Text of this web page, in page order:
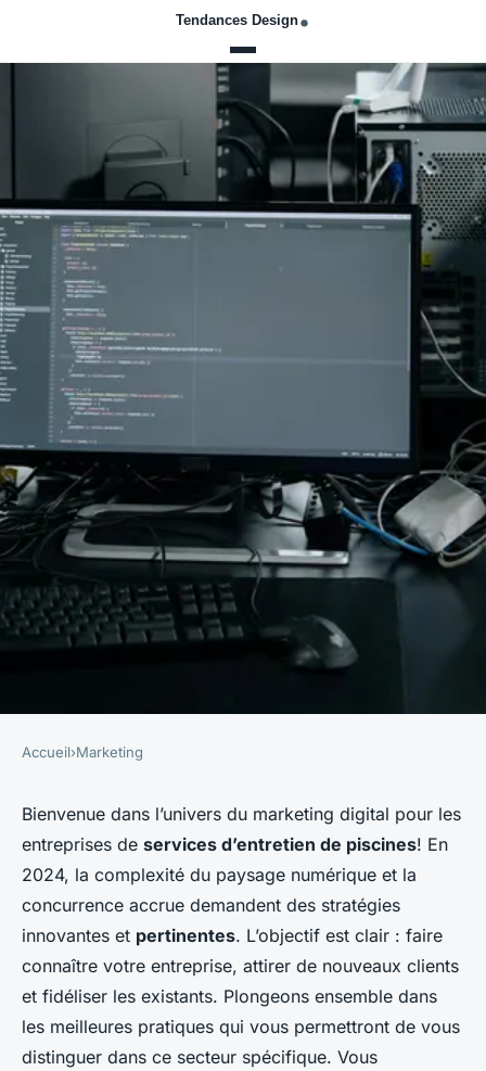
Quelles sont les meilleures
pratiques pour le marketing
digital d'une entreprise de
services d'entretien de
piscines?
Accueil›Marketing
Bienvenue dans l’univers du marketing digital pour les
entreprises de services d’entretien de piscines! En
2024, la complexité du paysage numérique et la
concurrence accrue demandent des stratégies
innovantes et pertinentes. L’objectif est clair : faire
connaître votre entreprise, attirer de nouveaux clients
et fidéliser les existants. Plongeons ensemble dans
les meilleures pratiques qui vous permettront de vous
distinguer dans ce secteur spécifique. Vous